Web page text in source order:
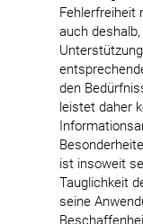
Fehlerfreiheit
auch
den
leistet daher
ist insoweit
Tauglichkeit
seine